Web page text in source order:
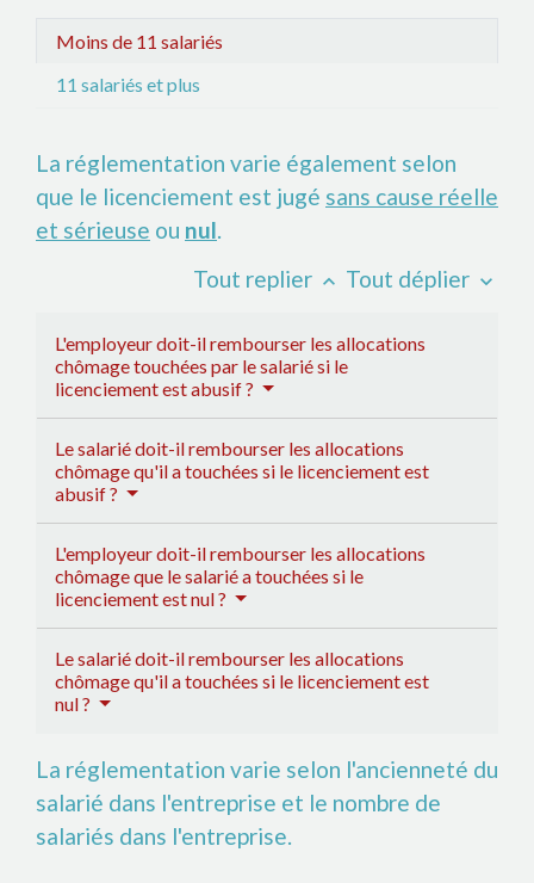
Moins de 11 salariés
11 salariés et plus
La réglementation varie également selon
que le licenciement est jugé sans cause réelle
et sérieuse ou nul.
Tout replier keyboard_arrow_up Tout déplier keyboard_arrow_down
L'employeur doit-il rembourser les allocations
chômage touchées par le salarié si le
licenciement est abusif ?
Le salarié doit-il rembourser les allocations
chômage qu'il a touchées si le licenciement est
abusif ?
L'employeur doit-il rembourser les allocations
chômage que le salarié a touchées si le
licenciement est nul ?
Le salarié doit-il rembourser les allocations
chômage qu'il a touchées si le licenciement est
nul ?
La réglementation varie selon l'ancienneté du
salarié dans l'entreprise et le nombre de
salariés dans l'entreprise.